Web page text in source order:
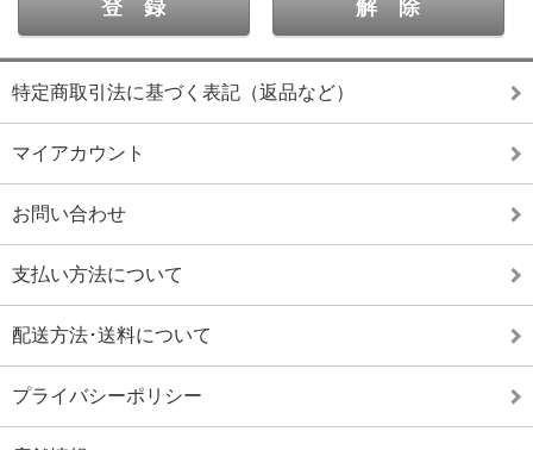
特定商取引法に基づく表記（返品など）
マイアカウント
お問い合わせ
支払い方法について
配送方法･送料について
プライバシーポリシー